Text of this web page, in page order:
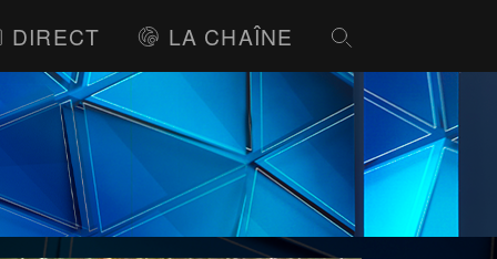
DIRECT LA CHAÎNE